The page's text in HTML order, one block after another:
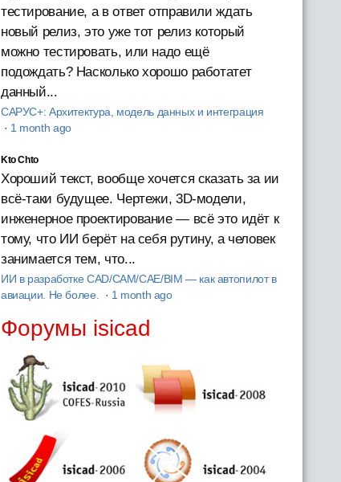
тестирование, а в ответ отправили ждать
новый релиз, это уже тот релиз который
можно тестировать, или надо ещё
подождать? Насколько хорошо работатет
данный...
САРУС+: Архитектура, модель данных и интеграция
· 1 month ago
Kto Chto
Хороший текст, вообще хочется сказать за ии
всё-таки будущее. Чертежи, 3D-модели,
инженерное проектирование — всё это идёт к
тому, что ИИ берёт на себя рутину, а человек
занимается тем, что...
ИИ в разработке CAD/CAM/CAE/BIM — как автопилот в
авиации. Не более.
· 1 month ago
Форумы isicad